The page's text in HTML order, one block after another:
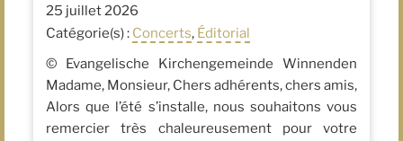
25 juillet 2026
Catégorie(s) : Concerts, Éditorial
© Evangelische Kirchengemeinde Winnenden
Madame, Monsieur, Chers adhérents, chers amis,
Alors que l’été s’installe, nous souhaitons vous
remercier très chaleureusement pour votre